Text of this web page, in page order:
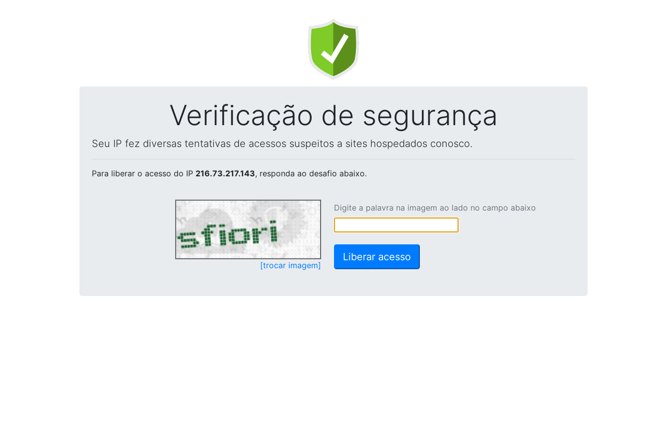
Verificação de segurança
Seu IP fez diversas tentativas de acessos suspeitos a sites hospedados conosco.
Para liberar o acesso do IP 216.73.217.143, responda ao desafio abaixo.
[trocar imagem]
Digite a palavra na imagem ao lado no campo abaixo